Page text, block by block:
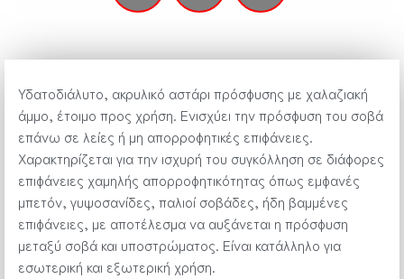
Υδατοδιάλυτο, ακρυλικό αστάρι πρόσφυσης με χαλαζιακή
άμμο, έτοιμο προς χρήση. Ενισχύει την πρόσφυση του σοβά
επάνω σε λείες ή μη απορροφητικές επιφάνειες.
Χαρακτηρίζεται για την ισχυρή του συγκόλληση σε διάφορες
επιφάνειες χαμηλής απορροφητικότητας όπως εμφανές
μπετόν, γυψοσανίδες, παλιοί σοβάδες, ήδη βαμμένες
επιφάνειες, με αποτέλεσμα να αυξάνεται η πρόσφυση
μεταξύ σοβά και υποστρώματος. Είναι κατάλληλο για
εσωτερική και εξωτερική χρήση.